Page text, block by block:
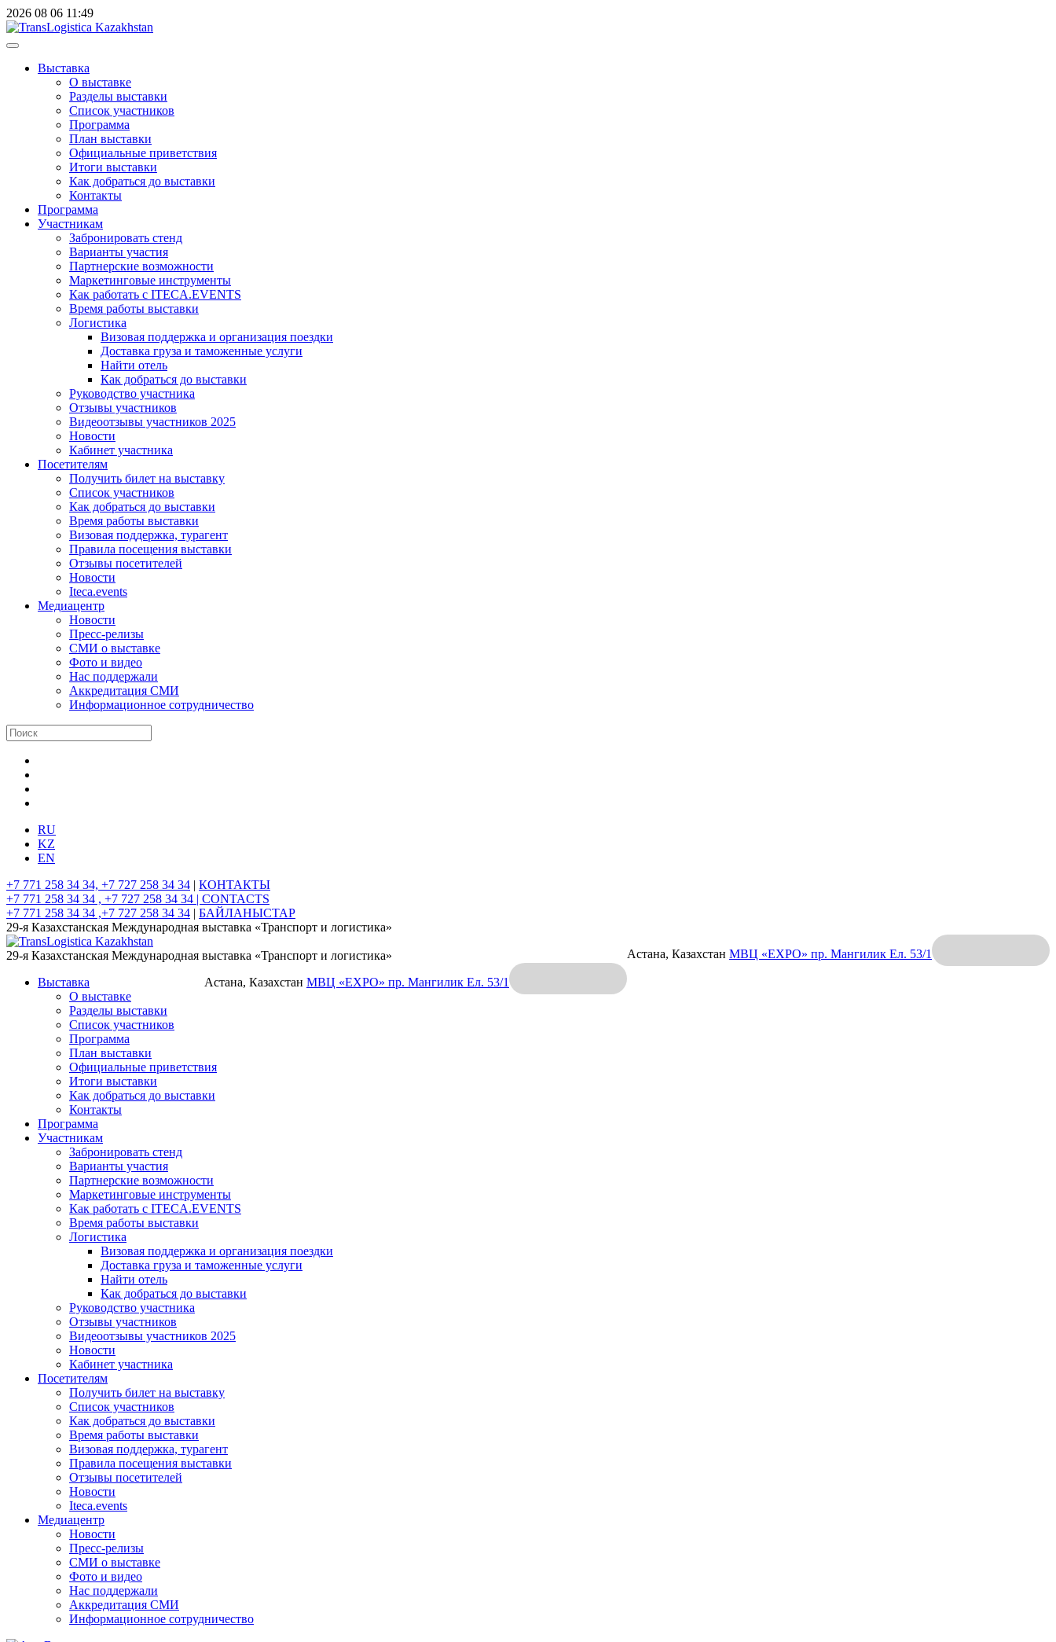
2026 08 06 11:49
Выставка
О выставке
Разделы выставки
Список участников
Программа
План выставки
Официальные приветствия
Итоги выставки
Как добраться до выставки
Контакты
Программа
Участникам
Забронировать стенд
Варианты участия
Партнерские возможности
Маркетинговые инструменты
Как работать с ITECA.EVENTS
Время работы выставки
Логистика
Визовая поддержка и организация поездки
Доставка груза и таможенные услуги
Найти отель
Как добраться до выставки
Руководство участника
Отзывы участников
Видеоотзывы участников 2025
Новости
Кабинет участника
Посетителям
Получить билет на выставку
Список участников
Как добраться до выставки
Время работы выставки
Визовая поддержка, турагент
Правила посещения выставки
Отзывы посетителей
Новости
Iteca.events
Медиацентр
Новости
Пресс-релизы
СМИ о выставке
Фото и видео
Нас поддержали
Аккредитация СМИ
Информационное сотрудничество
RU
KZ
EN
+7 771 258 34 34, +7 727 258 34 34 | КОНТАКТЫ
+7 771 258 34 34 , +7 727 258 34 34 | CONTACTS
+7 771 258 34 34 ,+7 727 258 34 34 | БАЙЛАНЫСТАР
29-я Казахстанская Международная выставка «Транспорт и логистика»
Астана, Казахстан МВЦ «EXPO» пр. Мангилик Ел. 53/1
29-я Казахстанская Международная выставка «Транспорт и логистика»
Астана, Казахстан МВЦ «EXPO» пр. Мангилик Ел. 53/1
Выставка
О выставке
Разделы выставки
Список участников
Программа
План выставки
Официальные приветствия
Итоги выставки
Как добраться до выставки
Контакты
Программа
Участникам
Забронировать стенд
Варианты участия
Партнерские возможности
Маркетинговые инструменты
Как работать с ITECA.EVENTS
Время работы выставки
Логистика
Визовая поддержка и организация поездки
Доставка груза и таможенные услуги
Найти отель
Как добраться до выставки
Руководство участника
Отзывы участников
Видеоотзывы участников 2025
Новости
Кабинет участника
Посетителям
Получить билет на выставку
Список участников
Как добраться до выставки
Время работы выставки
Визовая поддержка, турагент
Правила посещения выставки
Отзывы посетителей
Новости
Iteca.events
Медиацентр
Новости
Пресс-релизы
СМИ о выставке
Фото и видео
Нас поддержали
Аккредитация СМИ
Информационное сотрудничество